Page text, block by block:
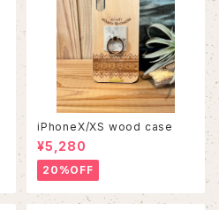
iPhoneX/XS wood case
¥5,280
20%OFF